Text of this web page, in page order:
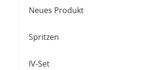
Neues Produkt
Spritzen
IV-Set